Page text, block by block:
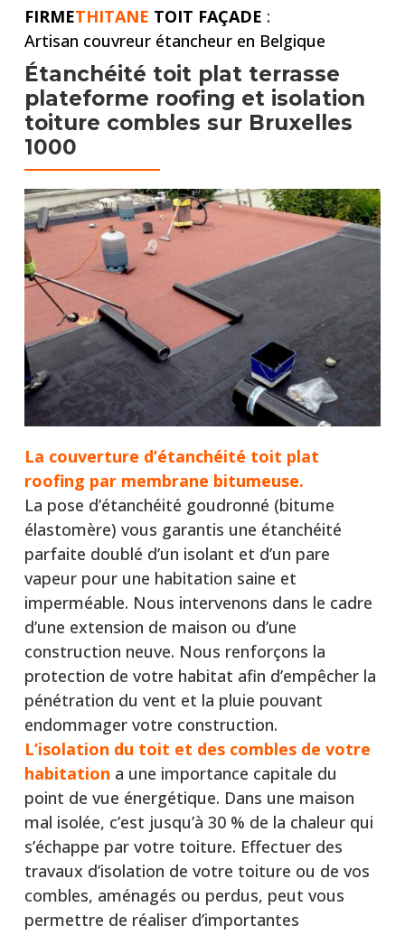
FIRMETHITANE TOIT FAÇADE :
Artisan couvreur étancheur en Belgique
Étanchéité toit plat terrasse
plateforme roofing et isolation
toiture combles sur Bruxelles
1000
La couverture d’étanchéité toit plat
roofing par membrane bitumeuse.
La pose d’étanchéité goudronné (bitume
élastomère) vous garantis une étanchéité
parfaite doublé d’un isolant et d’un pare
vapeur pour une habitation saine et
imperméable. Nous intervenons dans le cadre
d’une extension de maison ou d’une
construction neuve. Nous renforçons la
protection de votre habitat afin d’empêcher la
pénétration du vent et la pluie pouvant
endommager votre construction.
L’isolation du toit et des combles de votre
habitation a une importance capitale du
point de vue énergétique. Dans une maison
mal isolée, c’est jusqu’à 30 % de la chaleur qui
s’échappe par votre toiture. Effectuer des
travaux d’isolation de votre toiture ou de vos
combles, aménagés ou perdus, peut vous
permettre de réaliser d’importantes